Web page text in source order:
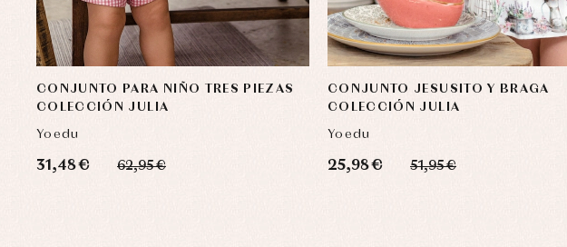
CONJUNTO PARA NIÑO TRES PIEZAS
COLECCIÓN JULIA
Yoedu
31,48 € 62,95 €
CONJUNTO JESUSITO Y BRAGA
COLECCIÓN JULIA
Yoedu
25,98 € 51,95 €